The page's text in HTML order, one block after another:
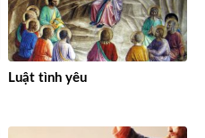
Luật tình yêu